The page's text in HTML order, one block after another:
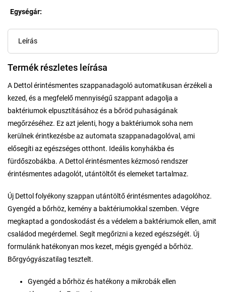
Egységár:
Leírás
Termék részletes leírása
A Dettol érintésmentes szappanadagoló automatikusan érzékeli a
kezed, és a megfelelő mennyiségű szappant adagolja a
baktériumok elpusztításához és a bőröd puhaságának
megőrzéséhez. Ez azt jelenti, hogy a baktériumok soha nem
kerülnek érintkezésbe az automata szappanadagolóval, ami
elősegíti az egészséges otthont. Ideális konyhákba és
fürdőszobákba. A Dettol érintésmentes kézmosó rendszer
érintésmentes adagolót, utántöltőt és elemeket tartalmaz.
Új Dettol folyékony szappan utántöltő érintésmentes adagolóhoz.
Gyengéd a bőrhöz, kemény a baktériumokkal szemben. Végre
megkaptad a gondoskodást és a védelem a baktériumok ellen, amit
családod megérdemel. Segít megőrizni a kezed egészségét. Új
formulánk hatékonyan mos kezet, mégis gyengéd a bőrhöz.
Bőrgyógyászatilag tesztelt.
Gyengéd a bőrhöz és hatékony a mikrobák ellen